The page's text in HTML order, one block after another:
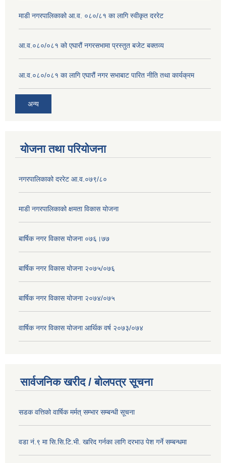
माडी नगरपालिकाको आ.व. ०८०/८१ का लागि स्वीकृत दररेट
आ.व.०८०/०८१ को एघारौं नगरसभामा प्रस्तुत बजेट बक्तव्य
आ.व.०८०/०८१ का लागि एघारौं नगर सभाबाट पारित नीति तथा कार्यक्रम
अन्य
योजना तथा परियोजना
नगरपालिकाको दररेट आ.व.०७९/८०
माडी नगरपालिकाको क्षमता विकास योजना
बार्षिक नगर विकास योजना ०७६।७७
बार्षिक नगर विकास योजना २०७५/०७६
बार्षिक नगर विकास योजना २०७४/०७५
वार्षिक नगर विकास योजना आर्थिक वर्ष २०७३/०७४
सार्वजनिक खरीद / बोलपत्र सूचना
सडक वत्तिको वार्षिक मर्मत् सम्भार सम्बन्धी सूचना
वडा नं.९ मा सि.सि.टि.भी. खरिद गर्नका लागि दरभाउ पेश गर्ने सम्बन्धमा